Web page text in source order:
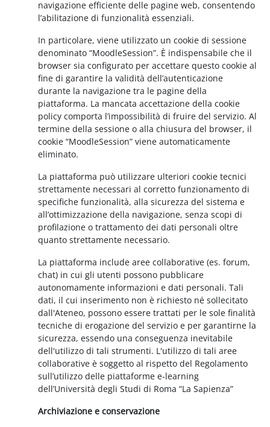
navigazione efficiente delle pagine web, consentendo
l’abilitazione di funzionalità essenziali.
In particolare, viene utilizzato un cookie di sessione
denominato “MoodleSession”. È indispensabile che il
browser sia configurato per accettare questo cookie al
fine di garantire la validità dell’autenticazione
durante la navigazione tra le pagine della
piattaforma. La mancata accettazione della cookie
policy comporta l’impossibilità di fruire del servizio. Al
termine della sessione o alla chiusura del browser, il
cookie “MoodleSession” viene automaticamente
eliminato.
La piattaforma può utilizzare ulteriori cookie tecnici
strettamente necessari al corretto funzionamento di
specifiche funzionalità, alla sicurezza del sistema e
all’ottimizzazione della navigazione, senza scopi di
profilazione o trattamento dei dati personali oltre
quanto strettamente necessario.
La piattaforma include aree collaborative (es. forum,
chat) in cui gli utenti possono pubblicare
autonomamente informazioni e dati personali. Tali
dati, il cui inserimento non è richiesto né sollecitato
dall'Ateneo, possono essere trattati per le sole finalità
tecniche di erogazione del servizio e per garantirne la
sicurezza, essendo una conseguenza inevitabile
dell'utilizzo di tali strumenti. L'utilizzo di tali aree
collaborative è soggetto al rispetto del Regolamento
sull’utilizzo delle piattaforme e-learning
dell’Università degli Studi di Roma “La Sapienza”
Archiviazione e conservazione